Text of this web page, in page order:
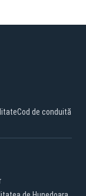
Cod de conduită